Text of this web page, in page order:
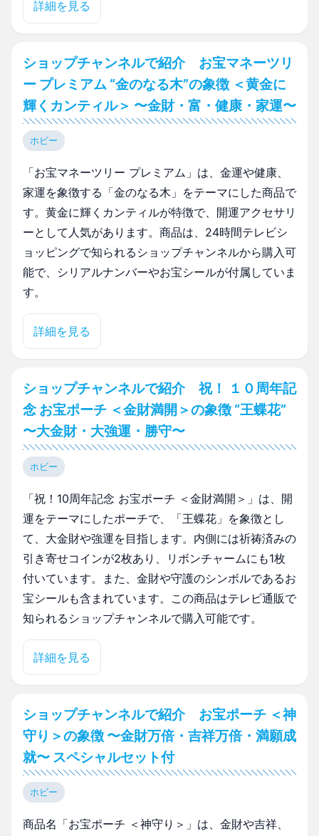
詳細を見る
ショップチャンネルで紹介 お宝マネーツリ
ー プレミアム “金のなる木”の象徴 ＜黄金に
輝くカンティル＞ 〜金財・富・健康・家運〜
ホビー
「お宝マネーツリー プレミアム」は、金運や健康、
家運を象徴する「金のなる木」をテーマにした商品で
す。黄金に輝くカンティルが特徴で、開運アクセサリ
ーとして人気があります。商品は、24時間テレビシ
ョッピングで知られるショップチャンネルから購入可
能で、シリアルナンバーやお宝シールが付属していま
す。
詳細を見る
ショップチャンネルで紹介 祝！ １０周年記
念 お宝ポーチ ＜金財満開＞の象徴 “王蝶花”
〜大金財・大強運・勝守〜
ホビー
「祝！10周年記念 お宝ポーチ ＜金財満開＞」は、開
運をテーマにしたポーチで、「王蝶花」を象徴とし
て、大金財や強運を目指します。内側には祈祷済みの
引き寄せコインが2枚あり、リボンチャームにも1枚
付いています。また、金財や守護のシンボルであるお
宝シールも含まれています。この商品はテレビ通販で
知られるショップチャンネルで購入可能です。
詳細を見る
ショップチャンネルで紹介 お宝ポーチ ＜神
守り＞の象徴 〜金財万倍・吉祥万倍・満願成
就〜 スペシャルセット付
ホビー
商品名「お宝ポーチ ＜神守り＞」は、金財や吉祥、